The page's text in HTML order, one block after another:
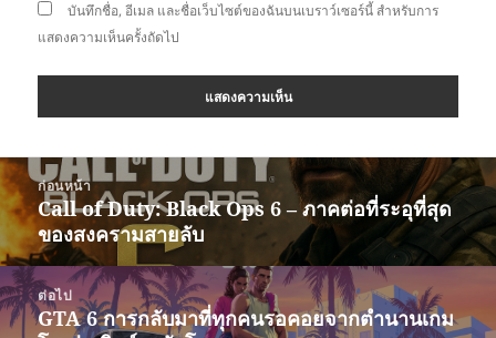
บันทึกชื่อ, อีเมล และชื่อเว็บไซต์ของฉันบนเบราว์เซอร์นี้ สำหรับการ
แสดงความเห็นครั้งถัดไป
แนะแนว
เรื่อง
ก่อนหน้า
เรื่อง
ก่อน
หน้า:
Call of Duty: Black Ops 6 – ภาคต่อที่ระอุที่สุด
ของสงครามสายลับ
ต่อไป
เรื่อง
GTA 6 การกลับมาที่ทุกคนรอคอยจากตำนานเกม